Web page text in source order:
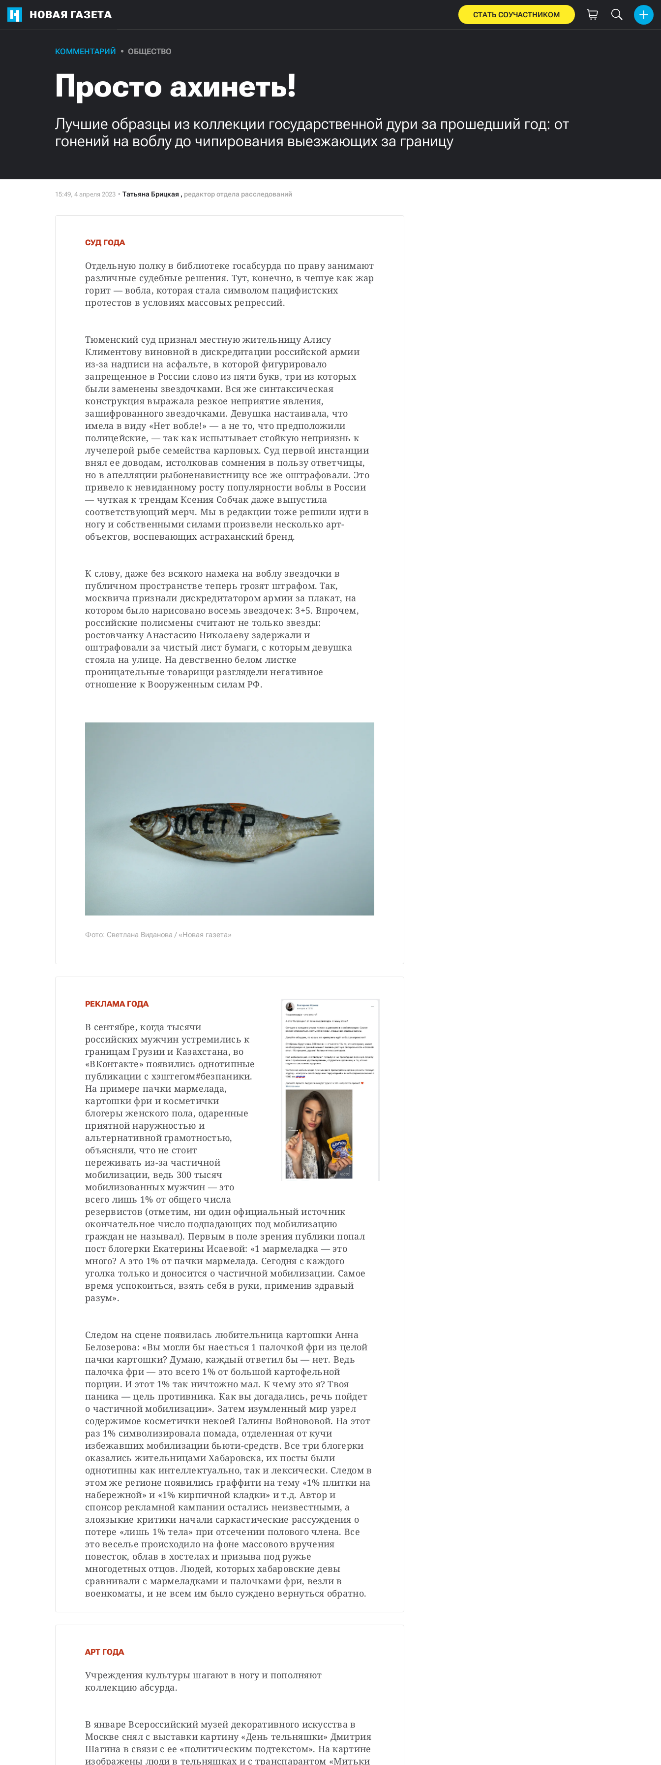
НОВАЯ ГАЗЕТА СТАТЬ СОУЧАСТНИКОМ
КОММЕНТАРИЙ ОБЩЕСТВО
Просто ахинеть!
Лучшие образцы из коллекции государственной дури за прошедший год: от
гонений на воблу до чипирования выезжающих за границу
Татьяна Брицкая , редактор отдела расследований
СУД ГОДА
Отдельную полку в библиотеке госабсурда по праву занимают
различные судебные решения. Тут, конечно, в чешуе как жар
горит — вобла, которая стала символом пацифистских
протестов в условиях массовых репрессий.
Тюменский суд признал местную жительницу Алису
Климентову виновной в дискредитации российской армии
из-за надписи на асфальте, в которой фигурировало
запрещенное в России слово из пяти букв, три из которых
были заменены звездочками. Вся же синтаксическая
конструкция выражала резкое неприятие явления,
зашифрованного звездочками. Девушка настаивала, что
имела в виду «Нет вобле!» — а не то, что предположили
полицейские, — так как испытывает стойкую неприязнь к
лучеперой рыбе семейства карповых. Суд первой инстанции
внял ее доводам, истолковав сомнения в пользу ответчицы,
но в апелляции рыбоненавистницу все же оштрафовали. Это
привело к невиданному росту популярности воблы в России
— чуткая к трендам Ксения Собчак даже выпустила
соответствующий мерч. Мы в редакции тоже решили идти в
ногу и собственными силами произвели несколько арт-
объектов, воспевающих астраханский бренд.
К слову, даже без всякого намека на воблу звездочки в
публичном пространстве теперь грозят штрафом. Так,
москвича признали дискредитатором армии за плакат, на
котором было нарисовано восемь звездочек: 3+5. Впрочем,
российские полисмены считают не только звезды:
ростовчанку Анастасию Николаеву задержали и
оштрафовали за чистый лист бумаги, с которым девушка
стояла на улице. На девственно белом листке
проницательные товарищи разглядели негативное
отношение к Вооруженным силам РФ.
Фото: Светлана Виданова / «Новая газета»
РЕКЛАМА ГОДА
В сентябре, когда тысячи
российских мужчин устремились к
границам Грузии и Казахстана, во
«ВКонтакте» появились однотипные
публикации с хэштегом#безпаники.
На примере пачки мармелада,
картошки фри и косметички
блогеры женского пола, одаренные
приятной наружностью и
альтернативной грамотностью,
объясняли, что не стоит
переживать из-за частичной
мобилизации, ведь 300 тысяч
мобилизованных мужчин — это
всего лишь 1% от общего числа
резервистов (отметим, ни один официальный источник
окончательное число подпадающих под мобилизацию
граждан не называл). Первым в поле зрения публики попал
пост блогерки Екатерины Исаевой: «1 мармеладка — это
много? А это 1% от пачки мармелада. Сегодня с каждого
уголка только и доносится о частичной мобилизации. Самое
время успокоиться, взять себя в руки, применив здравый
разум».
Следом на сцене появилась любительница картошки Анна
Белозерова: «Вы могли бы наесться 1 палочкой фри из целой
пачки картошки? Думаю, каждый ответил бы — нет. Ведь
палочка фри — это всего 1% от большой картофельной
порции. И этот 1% так ничтожно мал. К чему это я? Твоя
паника — цель противника. Как вы догадались, речь пойдет
о частичной мобилизации». Затем изумленный мир узрел
содержимое косметички некоей Галины Войнововой. На этот
раз 1% символизировала помада, отделенная от кучи
избежавших мобилизации бьюти-средств. Все три блогерки
оказались жительницами Хабаровска, их посты были
однотипны как интеллектуально, так и лексически. Следом в
этом же регионе появились граффити на тему «1% плитки на
набережной» и «1% кирпичной кладки» и т.д. Автор и
спонсор рекламной кампании остались неизвестными, а
злоязыкие критики начали саркастические рассуждения о
потере «лишь 1% тела» при отсечении полового члена. Все
это веселье происходило на фоне массового вручения
повесток, облав в хостелах и призыва под ружье
многодетных отцов. Людей, которых хабаровские девы
сравнивали с мармеладками и палочками фри, везли в
военкоматы, и не всем им было суждено вернуться обратно.
АРТ ГОДА
Учреждения культуры шагают в ногу и пополняют
коллекцию абсурда.
В январе Всероссийский музей декоративного искусства в
Москве снял с выставки картину «День тельняшки» Дмитрия
Шагина в связи с ее «политическим подтекстом». На картине
изображены люди в тельняшках и с транспарантом «Митьки